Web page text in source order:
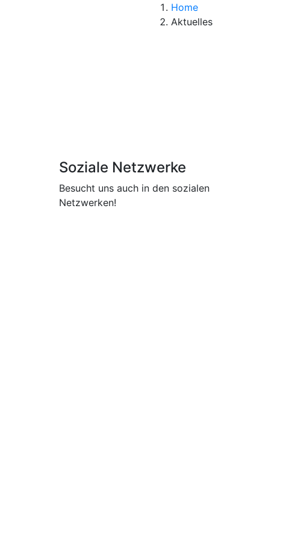
Home
Aktuelles
Soziale Netzwerke
Besucht uns auch in den sozialen
Netzwerken!